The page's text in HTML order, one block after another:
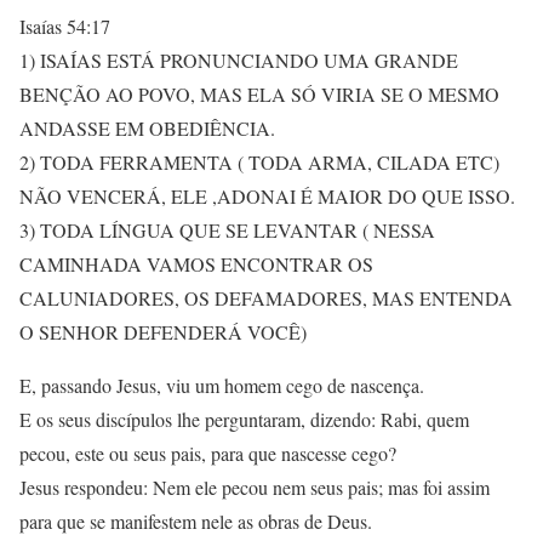
Isaías 54:17
1) ISAÍAS ESTÁ PRONUNCIANDO UMA GRANDE
BENÇÃO AO POVO, MAS ELA SÓ VIRIA SE O MESMO
ANDASSE EM OBEDIÊNCIA.
2) TODA FERRAMENTA ( TODA ARMA, CILADA ETC)
NÃO VENCERÁ, ELE ,ADONAI É MAIOR DO QUE ISSO.
3) TODA LÍNGUA QUE SE LEVANTAR ( NESSA
CAMINHADA VAMOS ENCONTRAR OS
CALUNIADORES, OS DEFAMADORES, MAS ENTENDA
O SENHOR DEFENDERÁ VOCÊ)
E, passando Jesus, viu um homem cego de nascença.
E os seus discípulos lhe perguntaram, dizendo: Rabi, quem
pecou, este ou seus pais, para que nascesse cego?
Jesus respondeu: Nem ele pecou nem seus pais; mas foi assim
para que se manifestem nele as obras de Deus.